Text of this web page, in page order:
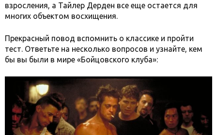
взросления, а Тайлер Дерден все еще остается для
многих объектом восхищения.
Прекрасный повод вспомнить о классике и пройти
тест. Ответьте на несколько вопросов и узнайте, кем
бы вы были в мире «Бойцовского клуба»: